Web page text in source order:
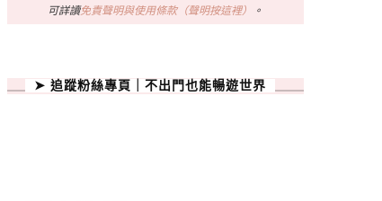
可詳讀免責聲明與使用條款（聲明按這裡） 。
➤ 追蹤粉絲專頁｜不出門也能暢遊世界